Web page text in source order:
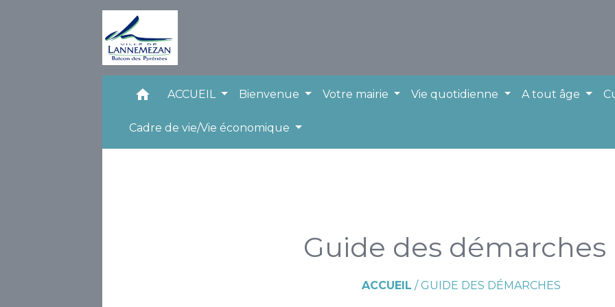
home ACCUEIL Bienvenue Votre mairie Vie quotidienne A tout âge
Cadre de vie/Vie économique
Guide des démarches
ACCUEIL /GUIDE DES DÉMARCHES